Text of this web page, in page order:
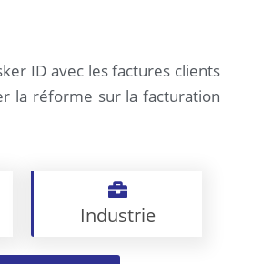
ID avec les factures clients
la réforme sur la facturation
Industrie